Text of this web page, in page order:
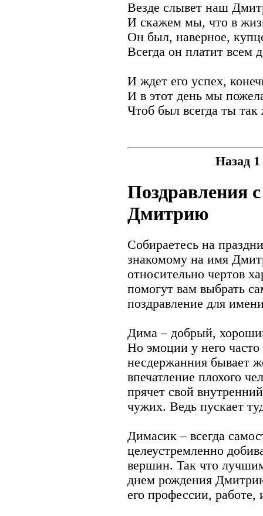
Везде слывет наш
И скажем мы, что в
Он был, наверное,
Всегда он платит всем
И ждет его успех,
И в этот день мы
Чтоб был всегда ты
Назад 1
Поздравления
Дмитрию
Собираетесь на
знакомому на имя
относительно чертов
помогут вам выбрать
поздравление для
Дима – добрый,
Но эмоции у него
несдержанния бывает
впечатление плохого
прячет свой
чужих. Ведь пускает
Димасик – всегда
целеустремленно
вершин. Так что
днем рождения
его профессии, работе,